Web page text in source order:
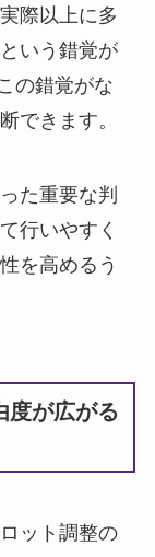
際以上に多
いう錯覚が
の錯覚がな
できます。
た重要な判
行いやすく
を高めるう
度が広がる
ット調整の